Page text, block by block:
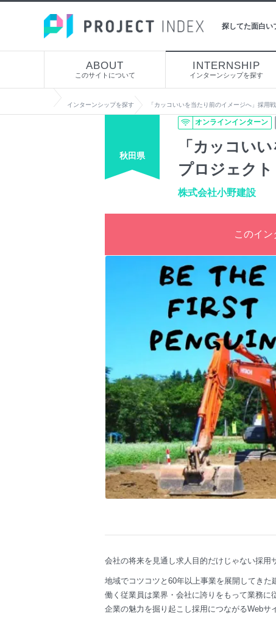
探してた面白い
ABOUT
このサイトについて
INTERNSHIP
インターンシップを探す
インターンシップを探す 「カッコいいを当たり前のイメージへ」採用
秋田県
オンラインインターン
「カッコい
プロジェクト
株式会社小野建設
このイン
会社の将来を見通し求人目的だけじゃない採用
地域でコツコツと60年以上事業を展開してきた
働く従業員は業界・会社に誇りをもって業務に
企業の魅力を掘り起こし採用につながるWebサ